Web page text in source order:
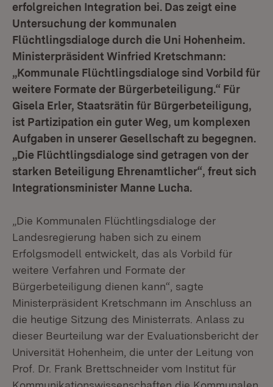
erfolgreichen Integration bei. Das zeigt eine
Untersuchung der kommunalen
Flüchtlingsdialoge durch die Uni Hohenheim.
Ministerpräsident Winfried Kretschmann:
„Kommunale Flüchtlingsdialoge sind Vorbild für
weitere Formate der Bürgerbeteiligung.“ Für
Gisela Erler, Staatsrätin für Bürgerbeteiligung,
ist Partizipation ein guter Weg, um komplexen
Aufgaben in unserer Gesellschaft zu begegnen.
„Die Flüchtlingsdialoge sind getragen von der
starken Beteiligung Ehrenamtlicher“, freut sich
Integrationsminister Manne Lucha.
„Die Kommunalen Flüchtlingsdialoge der
Landesregierung haben sich zu einem
Erfolgsmodell entwickelt, das als Vorbild für
weitere Verfahren und Formate der
Bürgerbeteiligung dienen kann“, sagte
Ministerpräsident Kretschmann im Anschluss an
die heutige Sitzung des Ministerrats. Anlass zu
dieser Beurteilung war der Evaluationsbericht der
Universität Hohenheim, die unter der Leitung von
Prof. Dr. Frank Brettschneider vom Institut für